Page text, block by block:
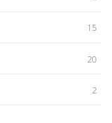
15
20
2